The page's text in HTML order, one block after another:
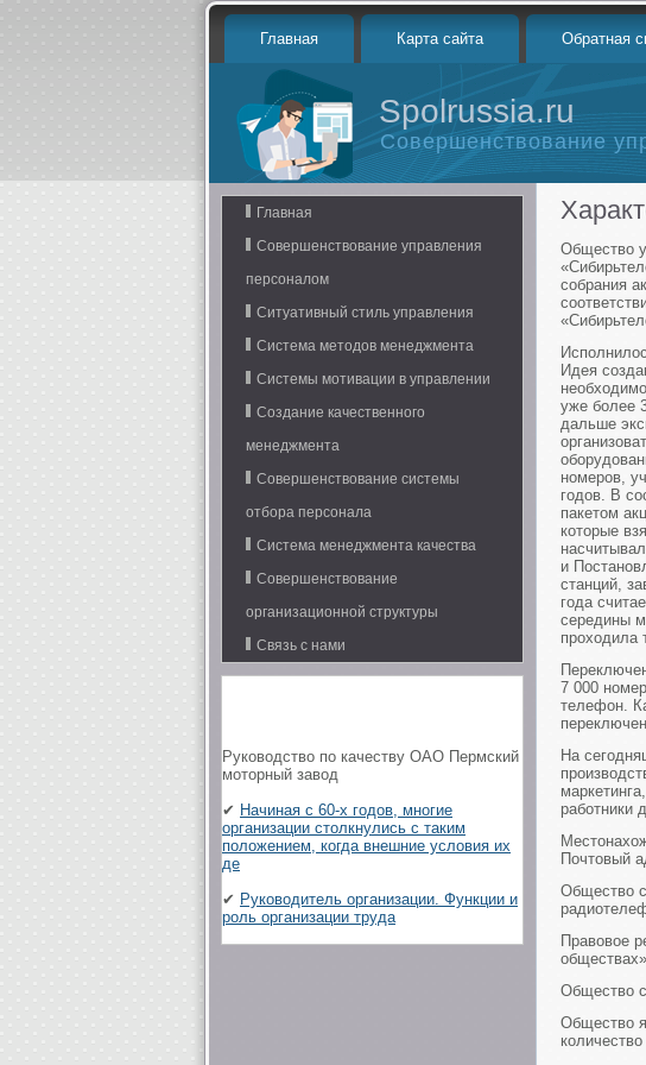
Главная Карта сайта Обратная
Spolrussia.ru
Совершенствование
Главная
Совершенствование управления
персоналом
Ситуативный стиль управления
Система методов менеджмента
Системы мотивации в управлении
Создание качественного
менеджмента
Совершенствование системы
отбора персонала
Система менеджмента качества
Совершенствование
организационной структуры
Связь с нами
Руководство по качеству ОАО Пермский
моторный завод
✔ Начиная с 60-х годов, многие
организации столкнулись с таким
положением, когда внешние условия их
де
✔ Руководитель организации. Функции и
роль организации труда
Общество
собрания
Идея
уже более
дальше
номеров,
годов. В
пакетом
которые
и
станций,
года
середины
проходила
7 000
телефон.
На
работники
Почтовый
Общество
Правовое
Общество
Общество